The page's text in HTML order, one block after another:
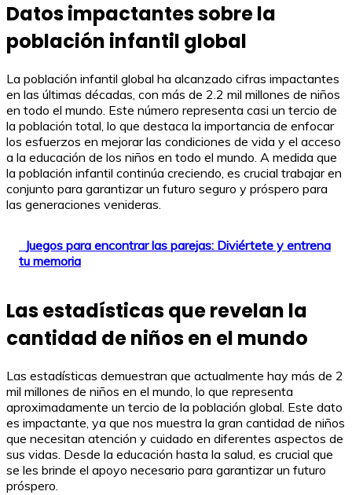
Datos impactantes sobre la
población infantil global
La población infantil global ha alcanzado cifras impactantes
en las últimas décadas, con más de 2.2 mil millones de niños
en todo el mundo. Este número representa casi un tercio de
la población total, lo que destaca la importancia de enfocar
los esfuerzos en mejorar las condiciones de vida y el acceso
a la educación de los niños en todo el mundo. A medida que
la población infantil continúa creciendo, es crucial trabajar en
conjunto para garantizar un futuro seguro y próspero para
las generaciones venideras.
Juegos para encontrar las parejas: Diviértete y entrena
tu memoria
Las estadísticas que revelan la
cantidad de niños en el mundo
Las estadísticas demuestran que actualmente hay más de 2
mil millones de niños en el mundo, lo que representa
aproximadamente un tercio de la población global. Este dato
es impactante, ya que nos muestra la gran cantidad de niños
que necesitan atención y cuidado en diferentes aspectos de
sus vidas. Desde la educación hasta la salud, es crucial que
se les brinde el apoyo necesario para garantizar un futuro
próspero.